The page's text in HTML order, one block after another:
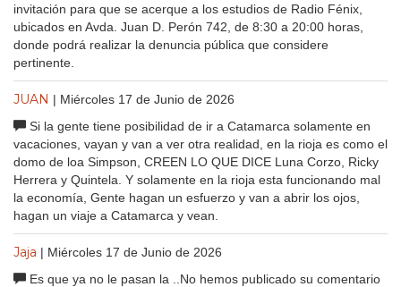
invitación para que se acerque a los estudios de Radio Fénix,
ubicados en Avda. Juan D. Perón 742, de 8:30 a 20:00 horas,
donde podrá realizar la denuncia pública que considere
pertinente.
JUAN | Miércoles 17 de Junio de 2026
Si la gente tiene posibilidad de ir a Catamarca solamente en
vacaciones, vayan y van a ver otra realidad, en la rioja es como el
domo de loa Simpson, CREEN LO QUE DICE Luna Corzo, Ricky
Herrera y Quintela. Y solamente en la rioja esta funcionando mal
la economía, Gente hagan un esfuerzo y van a abrir los ojos,
hagan un viaje a Catamarca y vean.
Jaja | Miércoles 17 de Junio de 2026
Es que ya no le pasan la ..No hemos publicado su comentario